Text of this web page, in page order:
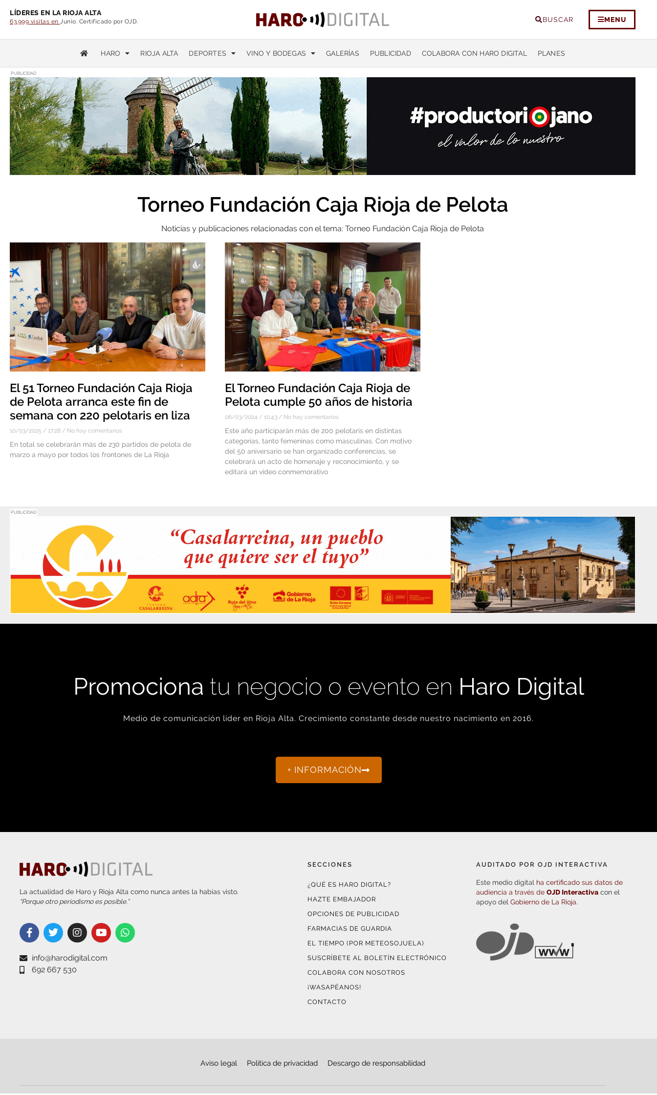
LÍDERES EN LA RIOJA ALTA
63.999 visitas en Junio. Certificado por OJD. BUSCAR MENU
HARO RIOJA ALTA DEPORTES VINO Y BODEGAS GALERÍAS PUBLICIDAD COLABORA CON HARO DIGITAL PLANES
PUBLICIDAD
Torneo Fundación Caja Rioja de Pelota
Noticias y publicaciones relacionadas con el tema: Torneo Fundación Caja Rioja de Pelota
El 51 Torneo Fundación Caja Rioja
de Pelota arranca este fin de
semana con 220 pelotaris en liza
10/03/2025 17:28 No hay comentarios
En total se celebrarán más de 230 partidos de pelota de
marzo a mayo por todos los frontones de La Rioja
El Torneo Fundación Caja Rioja de
Pelota cumple 50 años de historia
06/03/2024 10:43 No hay comentarios
Este año participarán más de 200 pelotaris en distintas
categorías, tanto femeninas como masculinas. Con motivo
del 50 aniversario se han organizado conferencias, se
celebrará un acto de homenaje y reconocimiento, y se
editará un video conmemorativo
PUBLICIDAD
Promociona tu negocio o evento en Haro Digital
Medio de comunicación líder en Rioja Alta. Crecimiento constante desde nuestro nacimiento en 2016.
+ INFORMACIÓN
La actualidad de Haro y Rioja Alta como nunca antes la habías visto.
“Porque otro periodismo es posible.”
info@harodigital.com
692 667 530
SECCIONES
¿QUÉ ES HARO DIGITAL?
HAZTE EMBAJADOR
OPCIONES DE PUBLICIDAD
FARMACIAS DE GUARDIA
EL TIEMPO (POR METEOSOJUELA)
SUSCRÍBETE AL BOLETÍN ELECTRÓNICO
COLABORA CON NOSOTROS
¡WASAPÉANOS!
CONTACTO
AUDITADO POR OJD INTERACTIVA
Este medio digital ha certificado sus datos de
audiencia a través deOJD Interactiva con el
apoyo delGobierno de La Rioja.
Aviso legal Política de privacidad Descargo de responsabilidad